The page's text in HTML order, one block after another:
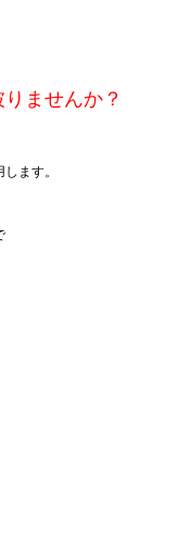
ませんか？
ます。